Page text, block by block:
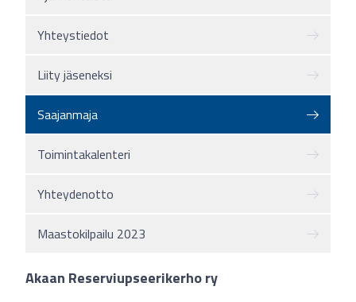
Yhteystiedot
Liity jäseneksi
Saajanmaja
Toimintakalenteri
Yhteydenotto
Maastokilpailu 2023
Akaan Reserviupseerikerho ry